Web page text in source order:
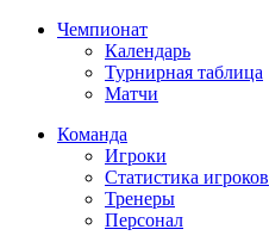
Чемпионат
Календарь
Турнирная таблица
Матчи
Команда
Игроки
Статистика игроков
Тренеры
Персонал